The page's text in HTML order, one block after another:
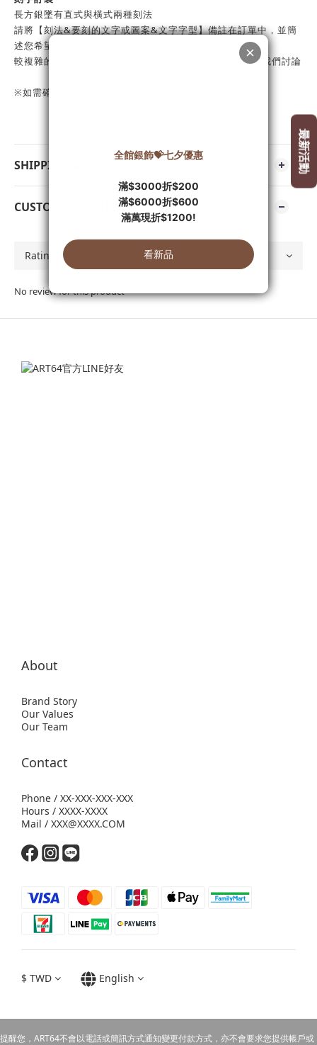
長方銀墜有直式與橫式兩種刻法
請將【刻法&要刻的文字或圖案&文字字型】備註在訂單中，並簡
述您希望如何排列文字
較複雜的設計也可用手繪方式提供說明，或直接發訊息與我們討論
※如需確認圖稿，請在備註欄中留言告知
SHIPPING & PAYMENT
CUSTOMER REVIEWS
No review for this product
About
Brand Story
Our Values
Our Team
Contact
Phone / XX-XXX-XXX-XXX
Hours / XXXX-XXXX
Mail / XXX@XXXX.COM
$ TWD English
提醒您，ART64不會以電話或簡訊方式通知變更付款方式，亦不會要求您提供帳戶或